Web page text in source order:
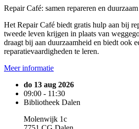
Repair Café: samen repareren en
Het Repair Café biedt gratis hulp aan bij
tweede leven krijgen in plaats van
draagt bij aan duurzaamheid en biedt ook
reparatievaardigheden te leren.
Meer informatie
do 13 aug 2026
09:00 - 11:30
Bibliotheek Dalen
Molenwijk 1c